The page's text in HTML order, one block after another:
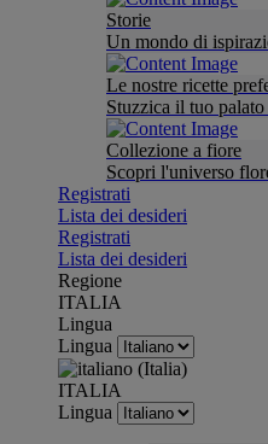
Storie
Un mondo di
Le nostre ricette
Stuzzica il tuo
Collezione a fiore
Scopri l'universo
Registrati
Lista dei desideri
Registrati
Lista dei desideri
Regione
ITALIA
Lingua
Lingua
ITALIA
Lingua